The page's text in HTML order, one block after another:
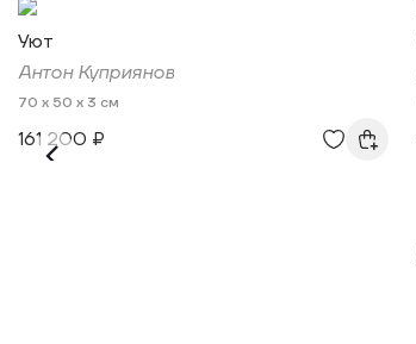
Уют
Антон Куприянов
70 x 50 x 3 см
161 200 ₽